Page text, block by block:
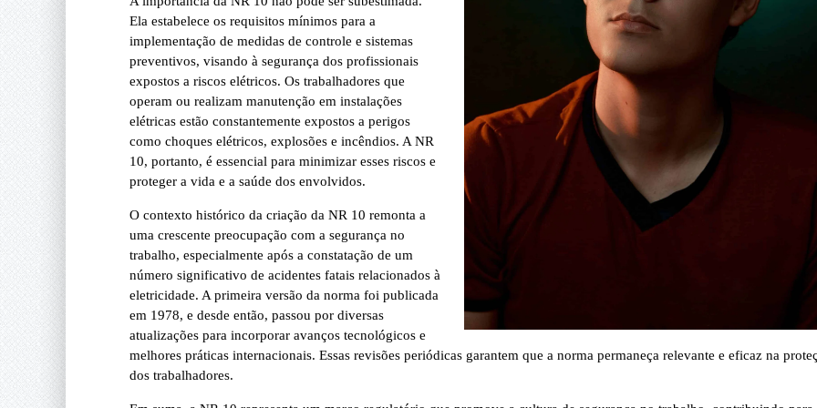
Ela estabelece os requisitos mínimos para a
implementação de medidas de controle e sistemas
preventivos, visando à segurança dos profissionais
expostos a riscos elétricos. Os trabalhadores que
operam ou realizam manutenção em instalações
elétricas estão constantemente expostos a perigos
como choques elétricos, explosões e incêndios. A NR
10, portanto, é essencial para minimizar esses riscos e
proteger a vida e a saúde dos envolvidos.
O contexto histórico da criação da NR 10 remonta a
uma crescente preocupação com a segurança no
trabalho, especialmente após a constatação de um
número significativo de acidentes fatais relacionados à
eletricidade. A primeira versão da norma foi publicada
em 1978, e desde então, passou por diversas
atualizações para incorporar avanços tecnológicos e
melhores práticas internacionais. Essas revisões periódicas garantem que a norma permaneça relevante e eficaz na
dos trabalhadores.